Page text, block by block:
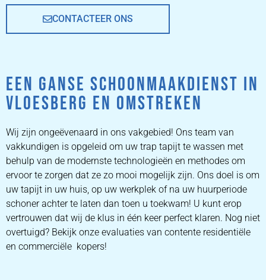
CONTACTEER ONS
EEN GANSE SCHOONMAAKDIENST IN
VLOESBERG EN OMSTREKEN
Wij zijn ongeëvenaard in ons vakgebied! Ons team van
vakkundigen is opgeleid om uw trap tapijt te wassen met
behulp van de modernste technologieën en methodes om
ervoor te zorgen dat ze zo mooi mogelijk zijn. Ons doel is om
uw tapijt in uw huis, op uw werkplek of na uw huurperiode
schoner achter te laten dan toen u toekwam! U kunt erop
vertrouwen dat wij de klus in één keer perfect klaren. Nog niet
overtuigd? Bekijk onze evaluaties van contente residentiële
en commerciële kopers!